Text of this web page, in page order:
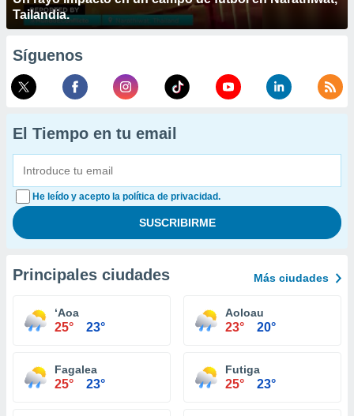
Tailandia.
Síguenos
El Tiempo en tu email
He leído y acepto la política de privacidad.
Principales ciudades Más ciudades
‘Aoa
25° 23°
Aoloau
23° 20°
Fagalea
25° 23°
Futiga
25° 23°